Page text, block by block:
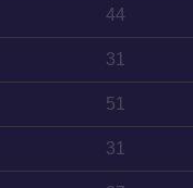
44
31
51
31